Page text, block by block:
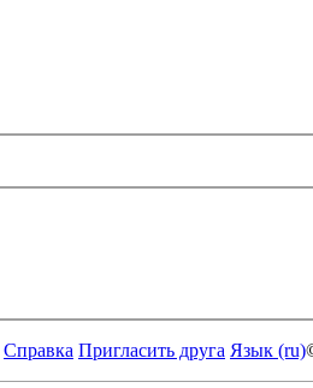
Справка Пригласить друга Язык (ru)